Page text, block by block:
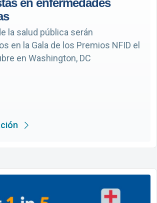
en enfermedades
la salud pública serán
en la Gala de los Premios NFID el
en Washington, DC